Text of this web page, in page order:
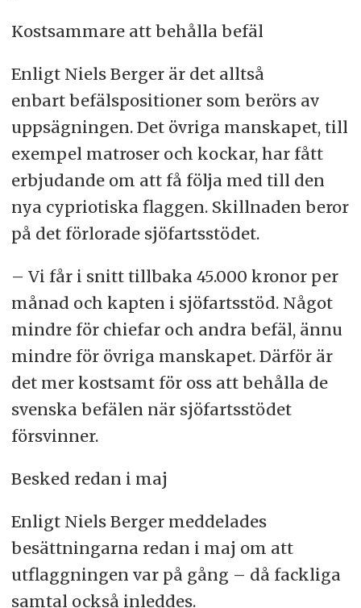
Kostsammare att behålla befäl
Enligt Niels Berger är det alltså
enbart befälspositioner som berörs av
uppsägningen. Det övriga manskapet, till
exempel matroser och kockar, har fått
erbjudande om att få följa med till den
nya cypriotiska flaggen. Skillnaden beror
på det förlorade sjöfartsstödet.
– Vi får i snitt tillbaka 45.000 kronor per
månad och kapten i sjöfartsstöd. Något
mindre för chiefar och andra befäl, ännu
mindre för övriga manskapet. Därför är
det mer kostsamt för oss att behålla de
svenska befälen när sjöfartsstödet
försvinner.
Besked redan i maj
Enligt Niels Berger meddelades
besättningarna redan i maj om att
utflaggningen var på gång – då fackliga
samtal också inleddes.